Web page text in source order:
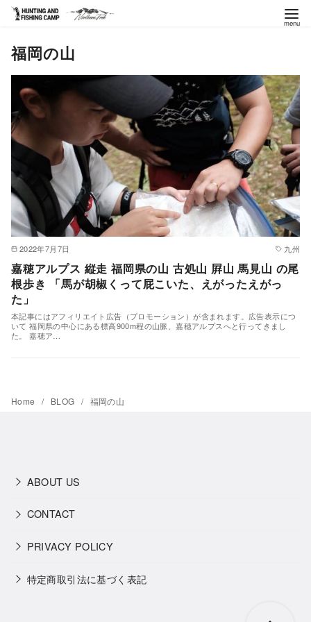
ン福岡の山
2022年7月7日 九州
嘉穂アルプス 縦走 福岡県の山 古処山 屛山 馬見山 の尾
根歩き 「馬が胡椒くって屁こいた、えがったえがっ
た」
本記事にはアフィリエイト広告（プロモーション）が含まれます。広告表示につ
いて 福岡県の中心にある標高900m程の山脈、嘉穂アルプスへと行ってきまし
た。 嘉穂ア…
Home BLOG 福岡の山
ABOUT US
CONTACT
PRIVACY POLICY
特定商取引法に基づく表記